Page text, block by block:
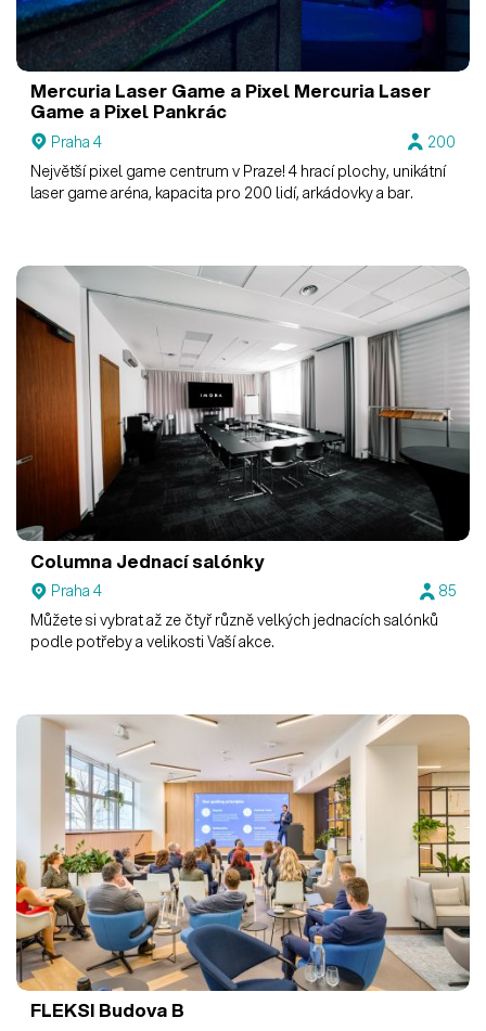
Mercuria Laser Game a Pixel Mercuria Laser
Game a Pixel Pankrác
Praha 4
200
Největší pixel game centrum v Praze! 4 hrací plochy, unikátní
laser game aréna, kapacita pro 200 lidí, arkádovky a bar.
Columna Jednací salónky
Praha 4
85
Můžete si vybrat až ze čtyř různě velkých jednacích salónků
podle potřeby a velikosti Vaší akce.
FLEKSI Budova B